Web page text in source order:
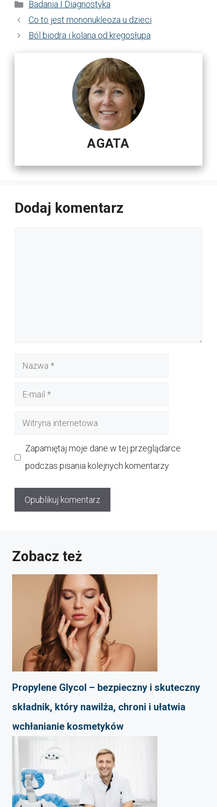
Kategorie
Badania I Diagnostyka
Co to jest mononukleoza u dzieci
Ból biodra i kolana od kręgosłupa
AGATA
Dodaj komentarz
Nazwa
Witryna
Zapamiętaj moje dane w tej przeglądarce
podczas pisania kolejnych komentarzy.
Zobacz też
Propylene Glycol – bezpieczny i skuteczny
składnik, który nawilża, chroni i ułatwia
wchłanianie kosmetyków